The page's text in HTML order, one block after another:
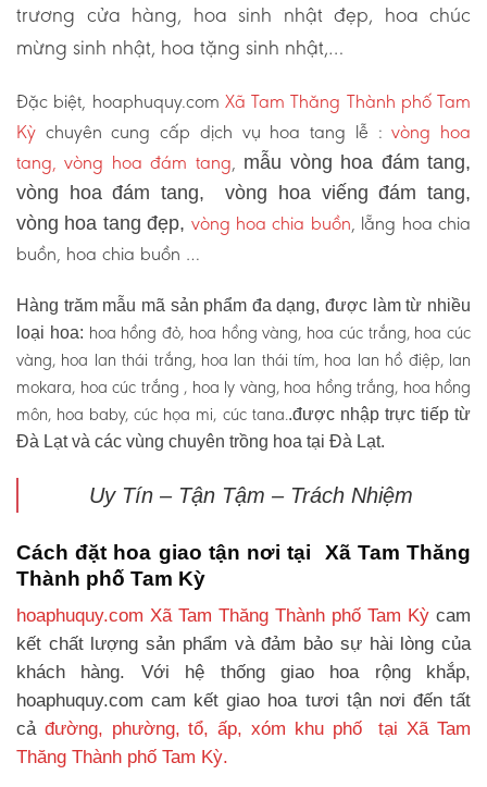
trương cửa hàng, hoa sinh nhật đẹp, hoa chúc
mừng sinh nhật, hoa tặng sinh nhật,…
Đặc biệt, hoaphuquy.com Xã Tam Thăng Thành phố Tam
Kỳ chuyên cung cấp dịch vụ hoa tang lễ :vòng hoa
tang, vòng hoa đám tang, mẫu vòng hoa đám tang,
vòng hoa đám tang, vòng hoa viếng đám tang,
vòng hoa tang đẹp, vòng hoa chia buồn, lẵng hoa chia
buồn, hoa chia buồn …
Hàng trăm mẫu mã sản phẩm đa dạng, được làm từ nhiều
loại hoa: hoa hồng đỏ, hoa hồng vàng, hoa cúc trắng, hoa cúc
vàng, hoa lan thái trắng, hoa lan thái tím, hoa lan hồ điệp, lan
mokara, hoa cúc trắng , hoa ly vàng, hoa hồng trắng, hoa hồng
môn, hoa baby, cúc họa mi, cúc tana..được nhập trực tiếp từ
Đà Lạt và các vùng chuyên trồng hoa tại Đà Lạt.
Uy Tín – Tận Tậm – Trách Nhiệm
Cách đặt hoa giao tận nơi tại Xã Tam Thăng
Thành phố Tam Kỳ
hoaphuquy.com Xã Tam Thăng Thành phố Tam Kỳ cam
kết chất lượng sản phẩm và đảm bảo sự hài lòng của
khách hàng. Với hệ thống giao hoa rộng khắp,
hoaphuquy.com cam kết giao hoa tươi tận nơi đến tất
cả đường, phường, tổ, ấp, xóm khu phố tại Xã Tam
Thăng Thành phố Tam Kỳ.